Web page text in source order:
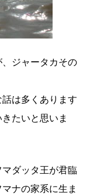
ジャータカその
は多くあります
たいと思いま
ダッタ王が君臨
ナの家系に生ま